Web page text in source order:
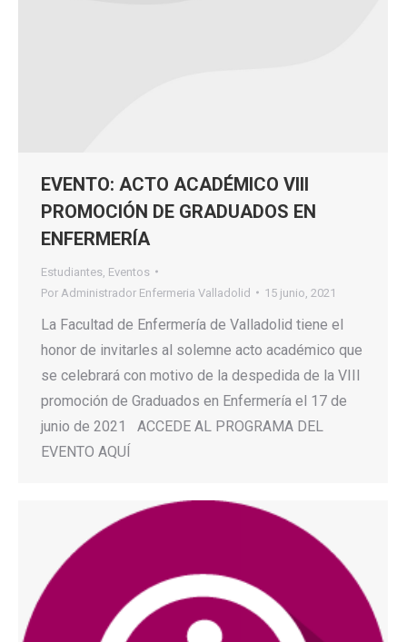
EVENTO: ACTO ACADÉMICO VIII
PROMOCIÓN DE GRADUADOS EN
ENFERMERÍA
Estudiantes Eventos
Por Administrador Enfermeria Valladolid 15 junio, 2021
La Facultad de Enfermería de Valladolid tiene el
honor de invitarles al solemne acto académico que
se celebrará con motivo de la despedida de la VIII
promoción de Graduados en Enfermería el 17 de
junio de 2021 ACCEDE AL PROGRAMA DEL
EVENTO AQUÍ